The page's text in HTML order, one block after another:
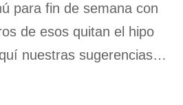
para fin de semana con
de esos quitan el hipo
nuestras sugerencias…